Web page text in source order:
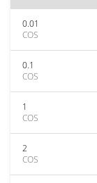
0.01
COS
0.1
COS
1
COS
2
COS